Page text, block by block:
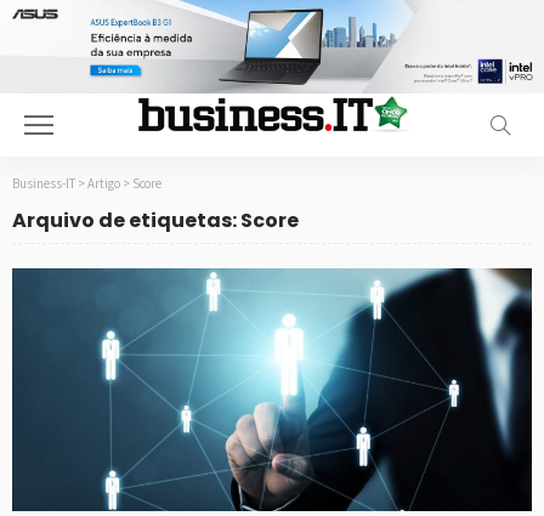
Business-IT > Artigo > Score
Arquivo de etiquetas: Score